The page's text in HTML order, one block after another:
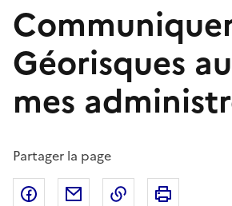
Géorisques
mes
Partager la page
Partager sur Facebook
Partager par email
Copier dans le